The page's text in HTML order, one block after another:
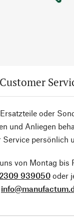
Customer
oder
und Anliegen
Service persönlich
von Montag bis
939050oder